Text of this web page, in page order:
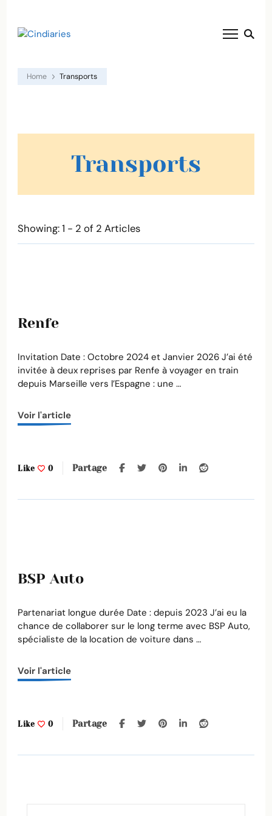
Home Transports
Transports
Showing: 1 - 2 of 2 Articles
Renfe
Invitation Date : Octobre 2024 et Janvier 2026 J’ai été
invitée à deux reprises par Renfe à voyager en train
depuis Marseille vers l’Espagne : une …
Voir l'article
Like 0 Partage
BSP Auto
Partenariat longue durée Date : depuis 2023 J’ai eu la
chance de collaborer sur le long terme avec BSP Auto,
spécialiste de la location de voiture dans …
Voir l'article
Like 0 Partage